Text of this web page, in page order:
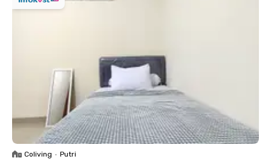
Coliving • Putri